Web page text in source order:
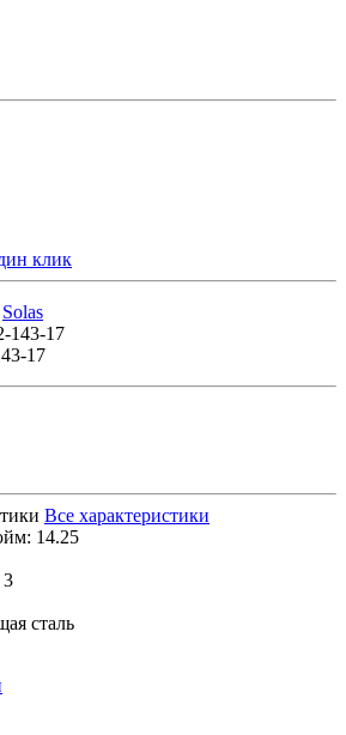
клик
Solas
143-17
17
Все характеристики
14.25
3
сталь